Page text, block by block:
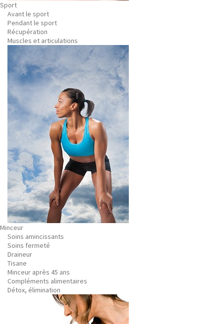
Sport
Avant le sport
Pendant le sport
Récupération
Muscles et articulations
Minceur
Soins amincissants
Soins fermeté
Draineur
Tisane
Minceur après 45 ans
Compléments alimentaires
Détox, élimination